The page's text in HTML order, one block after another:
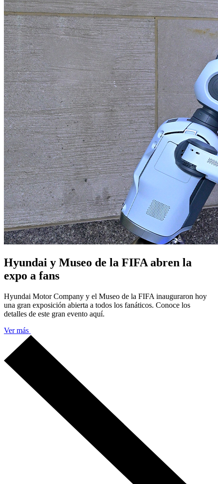
Hyundai y Museo de la FIFA abren la
expo a fans
Hyundai Motor Company y el Museo de la FIFA inauguraron hoy
una gran exposición abierta a todos los fanáticos. Conoce los
detalles de este gran evento aquí.
Ver más